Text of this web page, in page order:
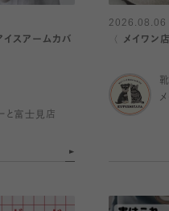
スアームカバ
と富士見店
2026.08.06
〈 メイワン